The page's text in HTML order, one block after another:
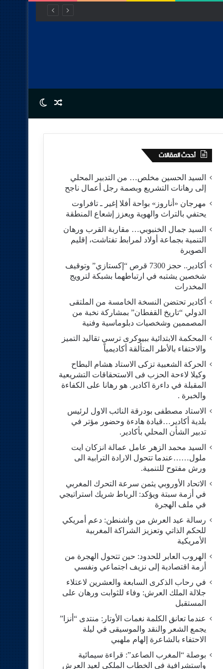
Random Article
Switch skin
أحدث المقالات
السيد الحسين مخلص… من التدبير المحلي
إلى رهانات التشريع وبصمة رجل أعمال ناجح
مهرجان «أناروز» بواحة أفلا إغير ـ تافراوت
يحتفي بالتراث والهوية ويعزز إشعاع المنطقة
السيد جمال الخنبوبي… مقاربة القرب ورهان
التنمية بجماعة أولاد لمرابط تفتاشت، إقليم
الصويرة
أكادير.. حجز 7300 قرص “إكستازي” وتوقيف
شخصين يشتبه في ارتباطهما بشبكة لترويج
المخدرات
أكادير تحتضن النسخة الخامسة من الملتقى
الدولي “تاريخ القفطان” بمشاركة نخبة من
المصممين وشخصيات دبلوماسية وفنية
المحكمة الابتدائية ببيوكرى ترسي تقاليد التميز
والاحتفاء بالأطر المتألقة أكاديمياً
الحركة الشعبية تزكى الاستاد هشام البطاح
وكيلا لاءحة الحزب فى الاستحقاقات التشريعية
المقبلة في داءرة اكادير. هو رهانا على الكفاءة
والخبرة .
الاستاد مصطفى بودرقة النائب الاول لرئيس
بلدية أكادير…قيادة هادءة وحضور مؤتر في
تدبير الشأن المحلي بأكادير.
السيد محمد الزهر عامل عمالة انزكان ايت
ملول……عندما تتحول الارادة الترابية الى
ورش مفتوح للتنمية.
الاتحاد الأوروبي يثمن سرعة التحرك المغربي
في أزمة سبتة ويؤكد: الرباط شريك استراتيجي
في ملف الهجرة
رسالة عيد العرش من واشنطن: دعم أمريكي
للحكم الذاتي وتعزيز الشراكة المغربية
الأمريكية
​الهروب العابر للحدود: حين تتحول الهجرة من
أزمة اقتصادية إلى نزيف اجتماعي ونفسي
في رحاب الذكرى السابعة والعشرين لاعتلاء
جلالة الملك العرش: وفاء للثوابت ورهان على
المستقبل
​عندما تعانق الكلمة نغمات الأوتار: منتدى “أنزا”
يجمع الشعر والنقد والموسيقى في ليلة
الاحتفاء بالشاعرة إلهام ملهبي
بوصلة “المغرب الصاعد”: قراءة سيمائية
واستشرافية في الخطاب الملكي لعيد العرش